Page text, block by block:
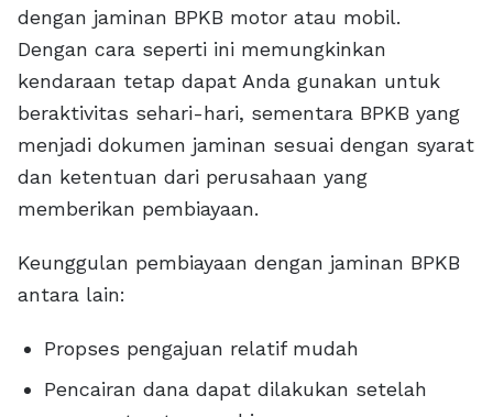
dengan jaminan BPKB motor atau mobil.
Dengan cara seperti ini memungkinkan
kendaraan tetap dapat Anda gunakan untuk
beraktivitas sehari-hari, sementara BPKB yang
menjadi dokumen jaminan sesuai dengan syarat
dan ketentuan dari perusahaan yang
memberikan pembiayaan.
Keunggulan pembiayaan dengan jaminan BPKB
antara lain:
Propses pengajuan relatif mudah
Pencairan dana dapat dilakukan setelah